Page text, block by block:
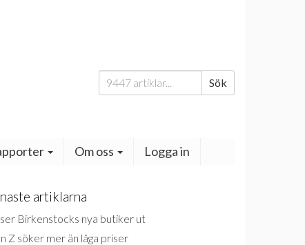
Sök
efter:
Sök
Om oss Logga in
artiklarna
Birkenstocks nya butiker ut
Z söker mer än låga priser